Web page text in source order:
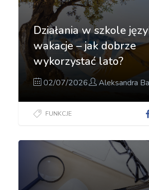
Działania w szkole
wakacje – jak dobrze
wykorzystać lato?
02/07/2026 Aleksandra
FUNKCJE